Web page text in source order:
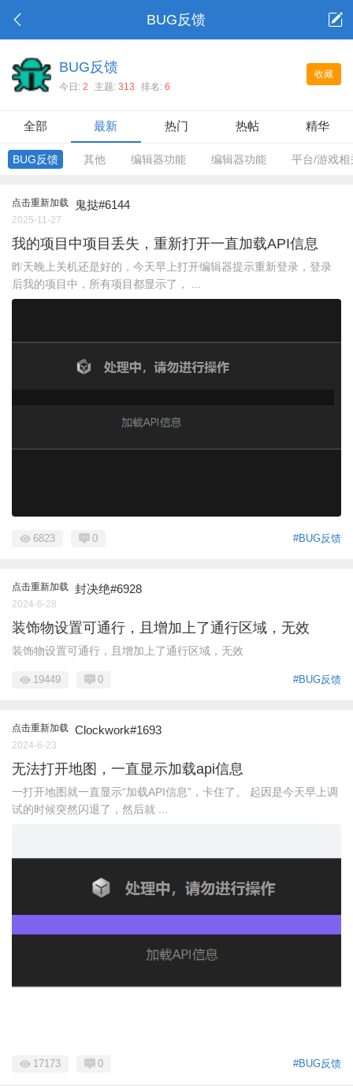
BUG反馈
收藏
BUG反馈
今日: 2 主题: 313 排名: 6
全部 最新 热门 热帖 精华
BUG反馈 其他 编辑器功能 编辑器功能 平台/游戏相
点击重新加载 鬼挞#6144
2025-11-27
我的项目中项目丢失，重新打开一直加载API信息
昨天晚上关机还是好的，今天早上打开编辑器提示重新登录，登录
后我的项目中，所有项目都显示了， ...
#BUG反馈
6823 0
点击重新加载 封决绝#6928
2024-6-28
装饰物设置可通行，且增加上了通行区域，无效
装饰物设置可通行，且增加上了通行区域，无效
#BUG反馈
19449 0
点击重新加载 Clockwork#1693
2024-6-23
无法打开地图，一直显示加载api信息
一打开地图就一直显示“加载API信息”，卡住了。 起因是今天早上调
试的时候突然闪退了，然后就 ...
#BUG反馈
17173 0